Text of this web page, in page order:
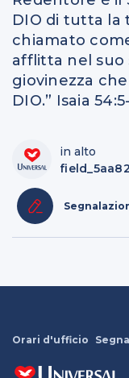
DIO di tutta la
chiamato
afflitta nel suo
giovinezza
DIO.” Isaia
in alto
Orari d'ufficio